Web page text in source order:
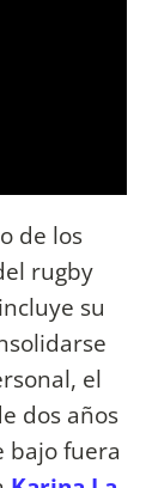
de los
rugby
su
el
dos años
bajo fuera